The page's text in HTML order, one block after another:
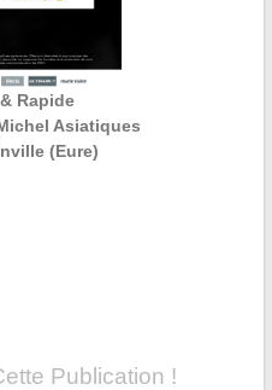
Rapide
Asiatiques
(Eure)
Publication !